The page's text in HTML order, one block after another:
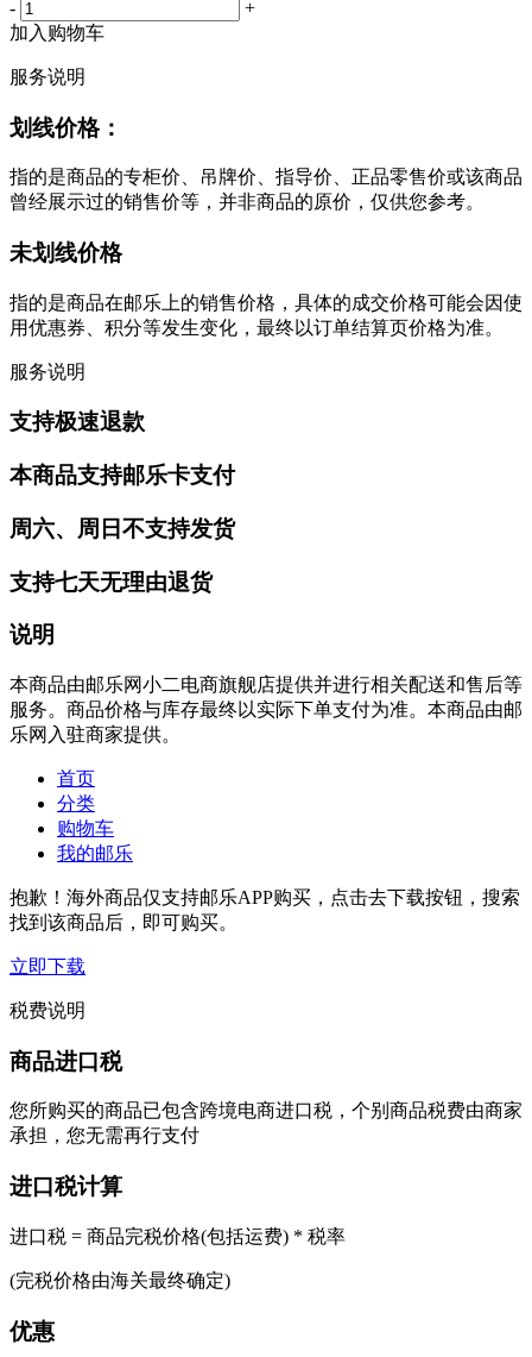
-
+
加入购物车
服务说明
划线价格：
指的是商品的专柜价、吊牌价、指导价、正品零售价或该商品
曾经展示过的销售价等，并非商品的原价，仅供您参考。
未划线价格
指的是商品在邮乐上的销售价格，具体的成交价格可能会因使
用优惠券、积分等发生变化，最终以订单结算页价格为准。
服务说明
支持极速退款
本商品支持邮乐卡支付
周六、周日不支持发货
支持七天无理由退货
说明
本商品由邮乐网小二电商旗舰店提供并进行相关配送和售后等
服务。商品价格与库存最终以实际下单支付为准。本商品由邮
乐网入驻商家提供。
首页
分类
购物车
我的邮乐
抱歉！海外商品仅支持邮乐APP购买，点击去下载按钮，搜索
找到该商品后，即可购买。
立即下载
税费说明
商品进口税
您所购买的商品已包含跨境电商进口税，个别商品税费由商家
承担，您无需再行支付
进口税计算
进口税 = 商品完税价格(包括运费) * 税率
(完税价格由海关最终确定)
优惠